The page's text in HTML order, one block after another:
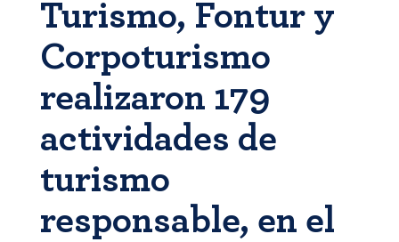
Turismo, Fontur y
Corpoturismo
realizaron 179
actividades de
turismo
responsable, en el